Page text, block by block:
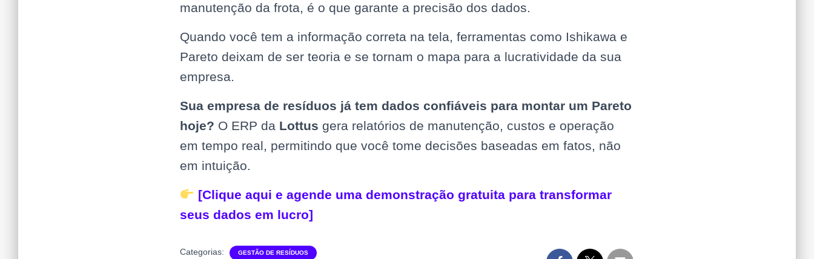
manutenção da frota, é o que garante a precisão dos dados.
Quando você tem a informação correta na tela, ferramentas como Ishikawa e
Pareto deixam de ser teoria e se tornam o mapa para a lucratividade da sua
empresa.
Sua empresa de resíduos já tem dados confiáveis para montar um Pareto
hoje? O ERP da Lottus gera relatórios de manutenção, custos e operação
em tempo real, permitindo que você tome decisões baseadas em fatos, não
em intuição.
[Clique aqui e agende uma demonstração gratuita para transformar
seus dados em lucro]
Categorias: GESTÃO DE RESÍDUOS